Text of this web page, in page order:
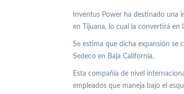
Inventus Power ha destinado una
en Tijuana, lo cual la convertirá en
Se estima que dicha expansión se
Sedeco en Baja California.
Esta compañía de nivel
empleados que maneja bajo el